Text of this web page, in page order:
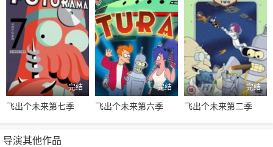
完结
飞出个未来第七季
完结
飞出个未来第六季
完结
飞出个未来第二季
导演其他作品